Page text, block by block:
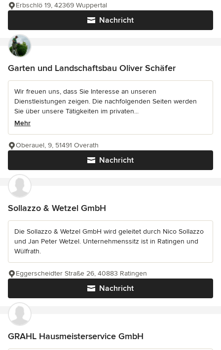
Nachricht
Erbschlö 19, 42369 Wuppertal
Garten und Landschaftsbau Oliver Schäfer
Wir freuen uns, dass Sie Interesse an unseren
Dienstleistungen zeigen. Die nachfolgenden Seiten werden
Sie über unsere Tätigkeiten im privaten...
Mehr
Nachricht
Oberauel, 9, 51491 Overath
Sollazzo & Wetzel GmbH
Die Sollazzo & Wetzel GmbH wird geleitet durch Nico Sollazzo
und Jan Peter Wetzel. Unternehmenssitz ist in Ratingen und
Wülfrath.
Nachricht
Eggerscheidter Straße 26, 40883 Ratingen
GRAHL Hausmeisterservice GmbH